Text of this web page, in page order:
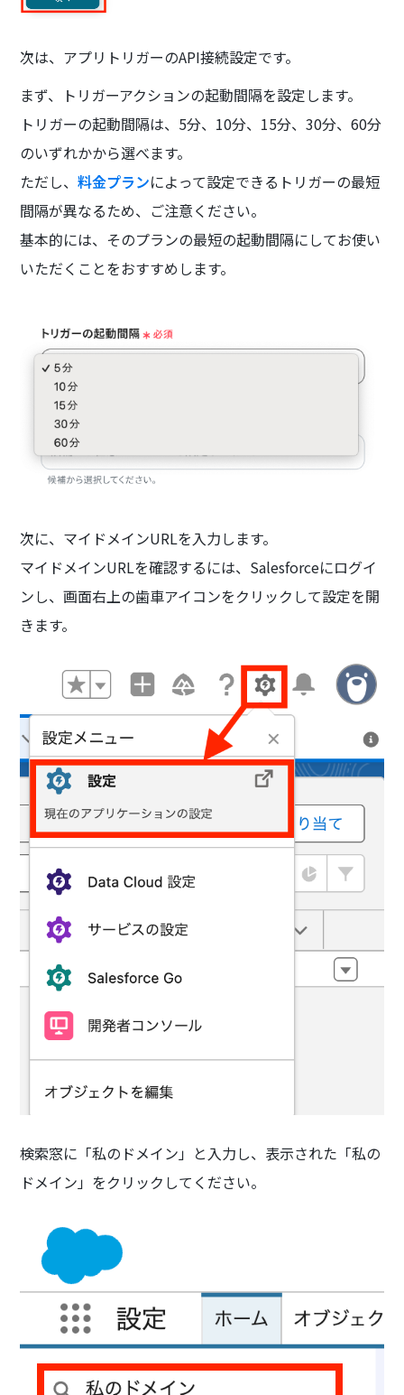
次は、アプリトリガーのAPI接続設定です。
まず、トリガーアクションの起動間隔を設定します。
トリガーの起動間隔は、5分、10分、15分、30分、60分
のいずれかから選べます。
ただし、料金プランによって設定できるトリガーの最短
間隔が異なるため、ご注意ください。
基本的には、そのプランの最短の起動間隔にしてお使い
いただくことをおすすめします。
次に、マイドメインURLを入力します。
マイドメインURLを確認するには、Salesforceにログイ
ンし、画面右上の歯車アイコンをクリックして設定を開
きます。
検索窓に「私のドメイン」と入力し、表示された「私の
ドメイン」をクリックしてください。